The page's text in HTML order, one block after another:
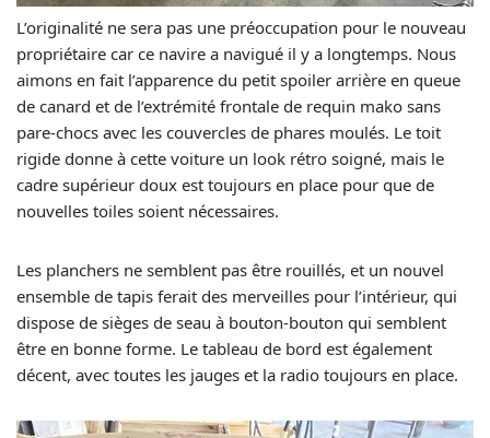
L’originalité ne sera pas une préoccupation pour le nouveau
propriétaire car ce navire a navigué il y a longtemps. Nous
aimons en fait l’apparence du petit spoiler arrière en queue
de canard et de l’extrémité frontale de requin mako sans
pare-chocs avec les couvercles de phares moulés. Le toit
rigide donne à cette voiture un look rétro soigné, mais le
cadre supérieur doux est toujours en place pour que de
nouvelles toiles soient nécessaires.
Les planchers ne semblent pas être rouillés, et un nouvel
ensemble de tapis ferait des merveilles pour l’intérieur, qui
dispose de sièges de seau à bouton-bouton qui semblent
être en bonne forme. Le tableau de bord est également
décent, avec toutes les jauges et la radio toujours en place.